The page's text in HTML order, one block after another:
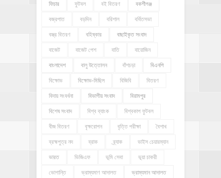
ফিচার ফুটবল বই বিতরণ বকশীগঞ্জ
বজ্রপাত বড়দিন বরিশাল বর্ধিতসভা
বস্ত্র বিতরণ বহিষ্কার বাছাইকৃত সংবাদ
বাজেট বাজেট পেশ বাতি বায়োজিন
বাংলাদেশ বালু উত্তোলন বাঁশচড়া বিএনপি
বিক্ষোভ বিক্ষোভ-মিছিল বিজিবি বিতরণ
বিদায় সংবর্ধনা বিভাগীয় সংবাদ বিরামপুর
বিশেষ সংবাদ বিশ্ব ব্যাংক বিশ্বকাপ ফুটবল
বীজ বিতরণ বৃক্ষরোপন বৃত্তি পরীক্ষা বৈশাখ
ব্রহ্মপুত্র নদ ব্রাক ব্র্যাক ভাইস চেয়ারম্যান
ভারত ভিজিএফ ভূমি সেবা ভূয়া চাকরী
ভোগান্তি ভ্রাম্যমাণ আদালত ভ্রাম্যমান আদালত